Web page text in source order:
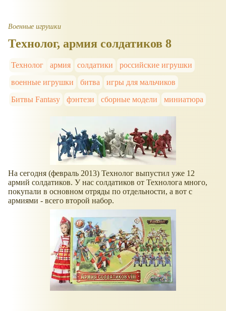
Военные игрушки
Технолог, армия солдатиков 8
Технолог армия солдатики
российские игрушки
военные игрушки
битва
игры для мальчиков
Битвы Fantasy
фэнтези сборные модели миниатюра
На сегодня (февраль 2013) Технолог выпустил уже 12
армий солдатиков. У нас солдатиков от Технолога много,
покупали в основном отряды по отдельности, а вот с
армиями - всего второй набор.